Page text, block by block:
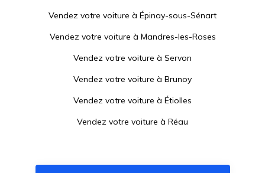
Vendez votre voiture à Épinay-sous-Sénart
Vendez votre voiture à Mandres-les-Roses
Vendez votre voiture à Servon
Vendez votre voiture à Brunoy
Vendez votre voiture à Étiolles
Vendez votre voiture à Réau
Vendez votre voiture àSaint-Pierre-du-Perray